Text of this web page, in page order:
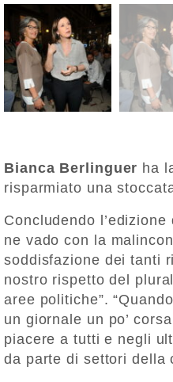
Bianca Berlinguer ha
risparmiato una
Concludendo
ne vado con la
soddisfazione dei tanti
nostro rispetto del
aree politiche”.
un giornale un po’
piacere a tutti e negli
da parte di settori della